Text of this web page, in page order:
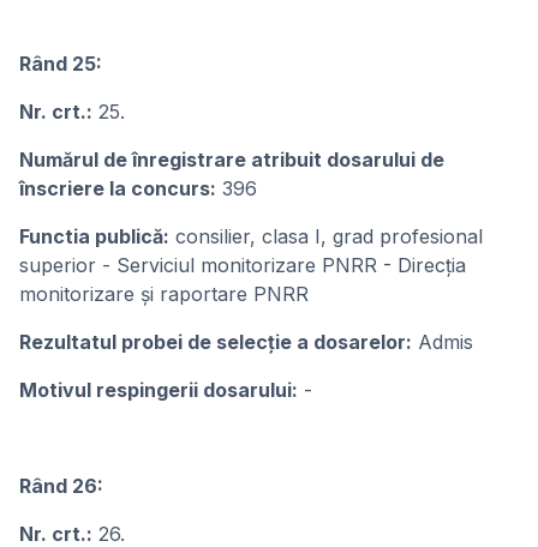
Rând 25:
Nr. crt.: 25.
Numărul de înregistrare atribuit dosarului de
înscriere la concurs: 396
Functia publică: consilier, clasa I, grad profesional
superior - Serviciul monitorizare PNRR - Direcția
monitorizare și raportare PNRR
Rezultatul probei de selecție a dosarelor: Admis
Motivul respingerii dosarului: -
Rând 26:
Nr. crt.: 26.